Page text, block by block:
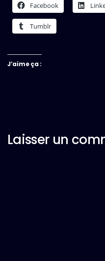
Facebook
Tumblr
J’aime ça :
Laisser un